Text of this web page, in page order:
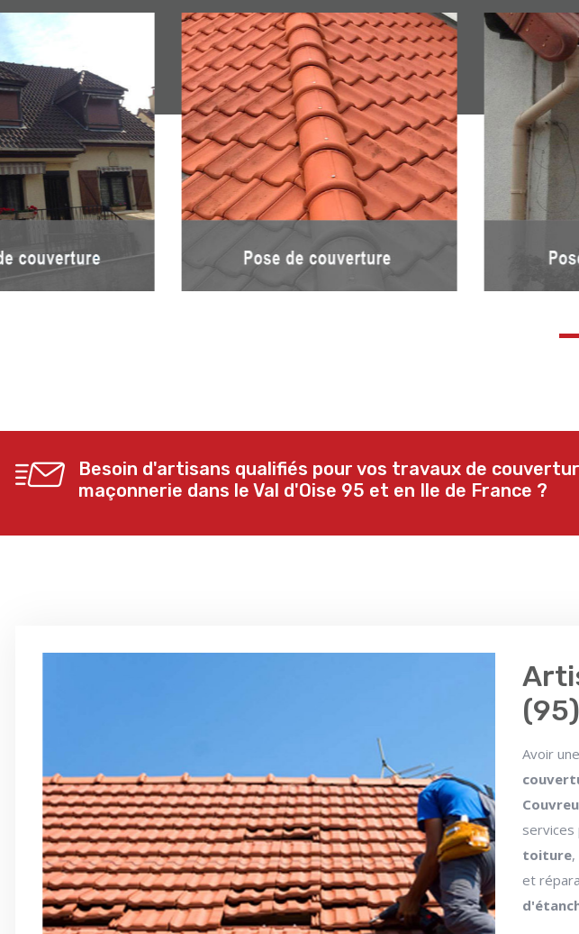
Besoin d'artisans qualifiés pour vos travaux de
maçonnerie dans le Val d'Oise 95 et en Ile de France ?
Avoir une
services
toiture,
et